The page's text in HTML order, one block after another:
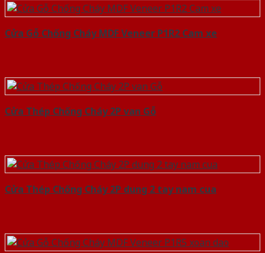
Cửa Gỗ Chống Cháy MDF Veneer P1R2 Cam xe
Cửa Thép Chống Cháy 2P van Gỗ
Cửa Thép Chống Cháy 2P dung 2 tay nam cua